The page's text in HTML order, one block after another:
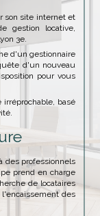
son site internet et
gestion locative,
3e.
d'un gestionnaire
d'un nouveau
pour vous
basé
des professionnels
prend en charge
de locataires
des